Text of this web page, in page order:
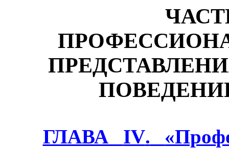
ГЛАВА IV.